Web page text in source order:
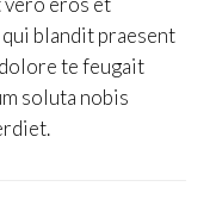
blandit praesent
te feugait
soluta nobis